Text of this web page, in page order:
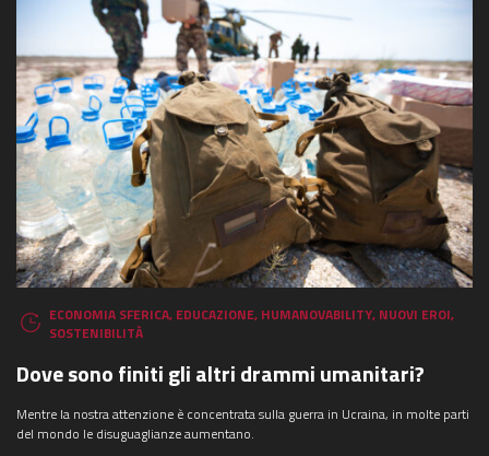
ECONOMIA SFERICA, EDUCAZIONE, HUMANOVABILITY, NUOVI EROI,
SOSTENIBILITÀ
Dove sono finiti gli altri drammi umanitari?
Mentre la nostra attenzione è concentrata sulla guerra in Ucraina, in molte parti
del mondo le disuguaglianze aumentano.